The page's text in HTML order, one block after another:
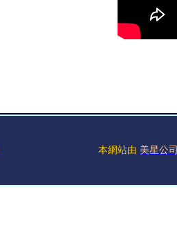
本網站由 美星公司